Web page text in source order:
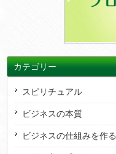
カテゴリー
スピリチュアル
ビジネスの本質
ビジネスの仕組みを作る